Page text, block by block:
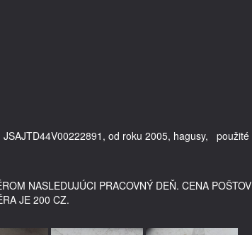
od roku 2005, hagusy,   použité
NASLEDUJÚCI PRACOVNÝ DEŇ. CENA
JE 200 CZ.